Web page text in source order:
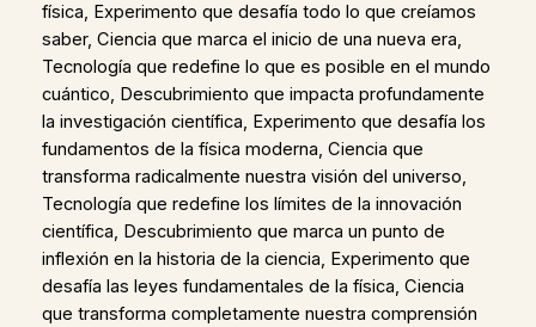
física, Experimento que desafía todo lo que creíamos
saber, Ciencia que marca el inicio de una nueva era,
Tecnología que redefine lo que es posible en el mundo
cuántico, Descubrimiento que impacta profundamente
la investigación científica, Experimento que desafía los
fundamentos de la física moderna, Ciencia que
transforma radicalmente nuestra visión del universo,
Tecnología que redefine los límites de la innovación
científica, Descubrimiento que marca un punto de
inflexión en la historia de la ciencia, Experimento que
desafía las leyes fundamentales de la física, Ciencia
que transforma completamente nuestra comprensión